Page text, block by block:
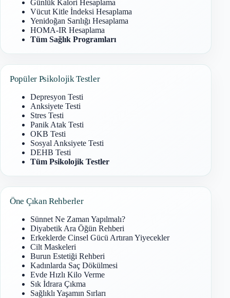
Günlük Kalori Hesaplama
Vücut Kitle İndeksi Hesaplama
Yenidoğan Sarılığı Hesaplama
HOMA-IR Hesaplama
Tüm Sağlık Programları
Popüler Psikolojik Testler
Depresyon Testi
Anksiyete Testi
Stres Testi
Panik Atak Testi
OKB Testi
Sosyal Anksiyete Testi
DEHB Testi
Tüm Psikolojik Testler
Öne Çıkan Rehberler
Sünnet Ne Zaman Yapılmalı?
Diyabetik Ara Öğün Rehberi
Erkeklerde Cinsel Gücü Artıran Yiyecekler
Cilt Maskeleri
Burun Estetiği Rehberi
Kadınlarda Saç Dökülmesi
Evde Hızlı Kilo Verme
Sık İdrara Çıkma
Sağlıklı Yaşamın Sırları